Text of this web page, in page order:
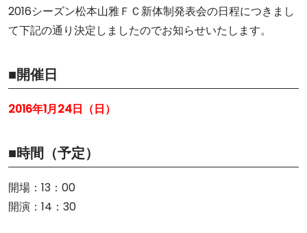
2016シーズン松本山雅ＦＣ新体制発表会の日程につきまし
て下記の通り決定しましたのでお知らせいたします。
■開催日
2016年1月24日（日）
■時間（予定）
開場：13：00
開演：14：30